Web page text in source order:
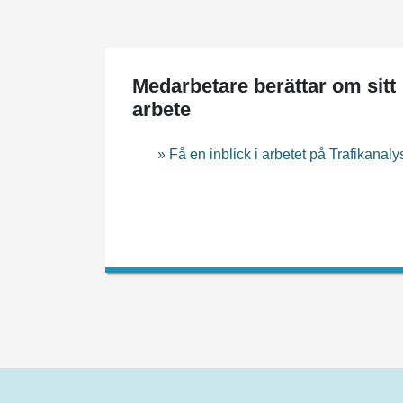
Medarbetare berättar om sitt
arbete
» Få en inblick i arbetet på